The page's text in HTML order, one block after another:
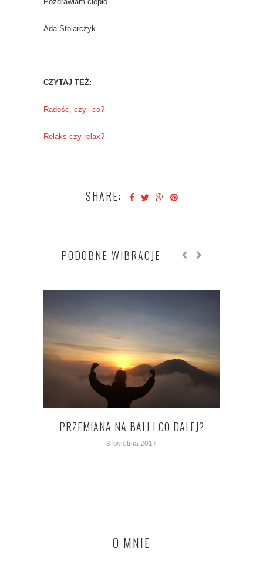
Ada Stolarczyk
CZYTAJ TEŻ:
Radośc, czyli co?
Relaks czy relax?
SHARE:
PODOBNE WIBRACJE
PRZEMIANA NA BALI I CO DALEJ?
3 kwietnia 2017
O MNIE